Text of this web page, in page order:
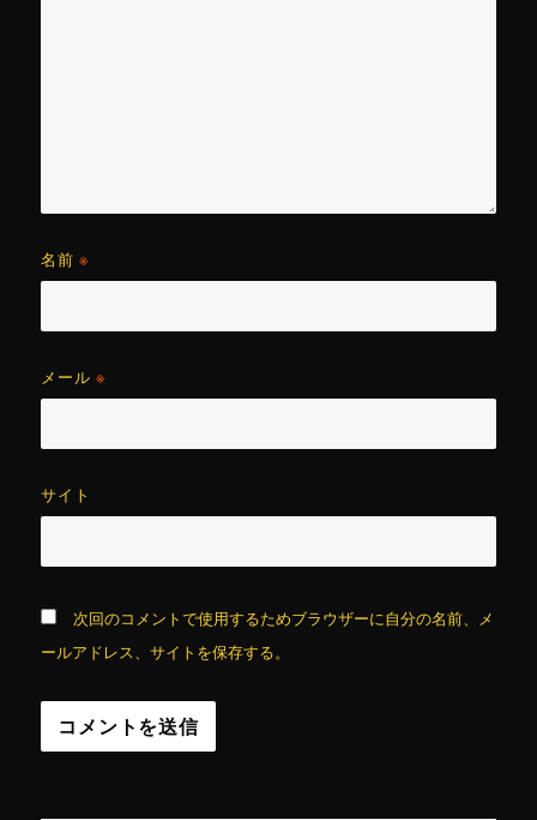
名前※
メール※
サイト
次回のコメントで使用するためブラウザーに自分の名前、メ
ールアドレス、サイトを保存する。